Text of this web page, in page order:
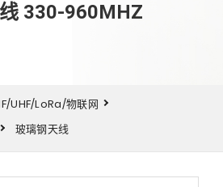
330-960MHZ
UHF/LoRa/物联网
玻璃钢天线